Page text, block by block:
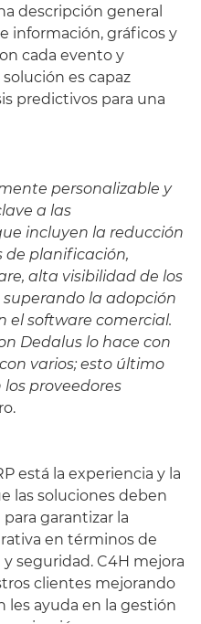
descripción general
información, gráficos y
cada evento y
es capaz
predictivos para una
personalizable y
a las
incluyen la reducción
de planificación,
alta visibilidad de los
la adopción
el software comercial.
Dedalus lo hace con
varios; esto último
los proveedores
está la experiencia y la
las soluciones deben
garantizar la
en términos de
seguridad. C4H mejora
clientes mejorando
les ayuda en la gestión